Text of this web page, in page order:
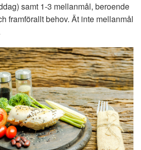
samt 1-3 mellanmål, beroende
framförallt behov. Ät inte mellanmål